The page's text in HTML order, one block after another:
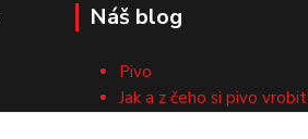
Náš blog
Pivo
Jak a z čeho si pivo vrobit